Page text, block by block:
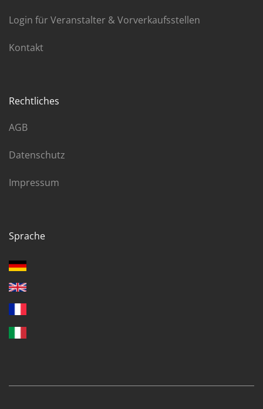
Login für Veranstalter & Vorverkaufsstellen
Kontakt
Rechtliches
AGB
Datenschutz
Impressum
Sprache